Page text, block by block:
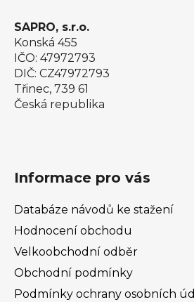
SAPRO, s.r.o.
Konská 455
IČO: 47972793
DIČ: CZ47972793
Třinec, 739 61
Česká republika
Informace pro vás
Databáze návodů ke stažení
Hodnocení obchodu
Velkoobchodní odběr
Obchodní podmínky
Podmínky ochrany osobních